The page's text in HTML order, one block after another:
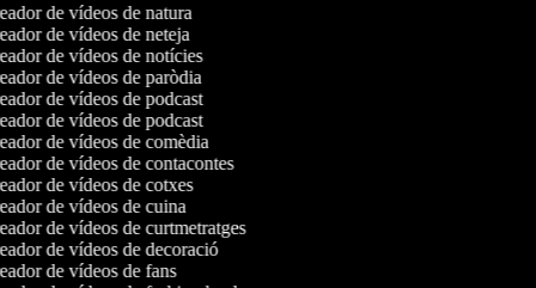
de vídeos de natura
de vídeos de neteja
de vídeos de notícies
de vídeos de paròdia
de vídeos de podcast
de vídeos de podcast
de vídeos de comèdia
de vídeos de contacontes
de vídeos de cotxes
de vídeos de cuina
de vídeos de curtmetratges
de vídeos de decoració
de vídeos de fans